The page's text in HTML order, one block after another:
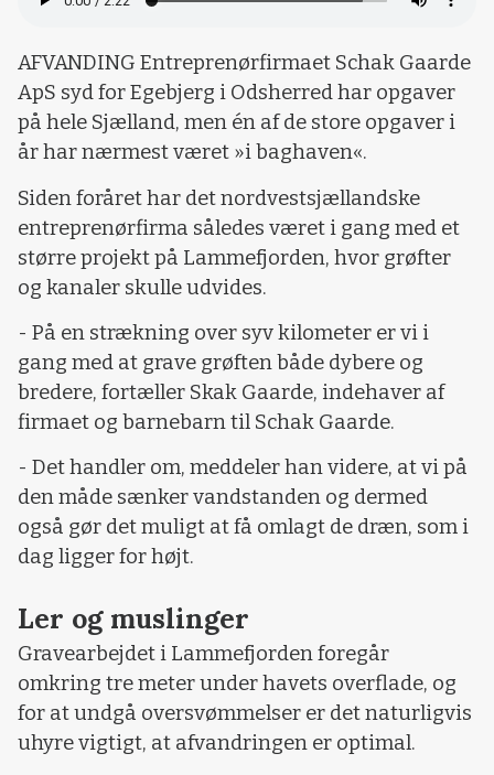
AFVANDING Entreprenørfirmaet Schak Gaarde
ApS syd for Egebjerg i Odsherred har opgaver
på hele Sjælland, men én af de store opgaver i
år har nærmest været »i baghaven«.
Siden foråret har det nordvestsjællandske
entreprenørfirma således været i gang med et
større projekt på Lammefjorden, hvor grøfter
og kanaler skulle udvides.
- På en strækning over syv kilometer er vi i
gang med at grave grøften både dybere og
bredere, fortæller Skak Gaarde, indehaver af
firmaet og barnebarn til Schak Gaarde.
- Det handler om, meddeler han videre, at vi på
den måde sænker vandstanden og dermed
også gør det muligt at få omlagt de dræn, som i
dag ligger for højt.
Ler og muslinger
Gravearbejdet i Lammefjorden foregår
omkring tre meter under havets overflade, og
for at undgå oversvømmelser er det naturligvis
uhyre vigtigt, at afvandringen er optimal.